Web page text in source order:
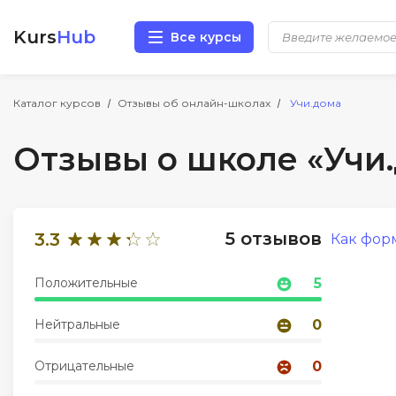
KursHub Все курсы
Каталог курсов Отзывы об онлайн-школах Учи.дома
Отзывы о школе
3.3 5 отзывов
Положительные 5
Нейтральные 0
Отрицательные 0
Как
Разработка
Маркетинг
Аналитика
Менеджмент
Иностранные языки